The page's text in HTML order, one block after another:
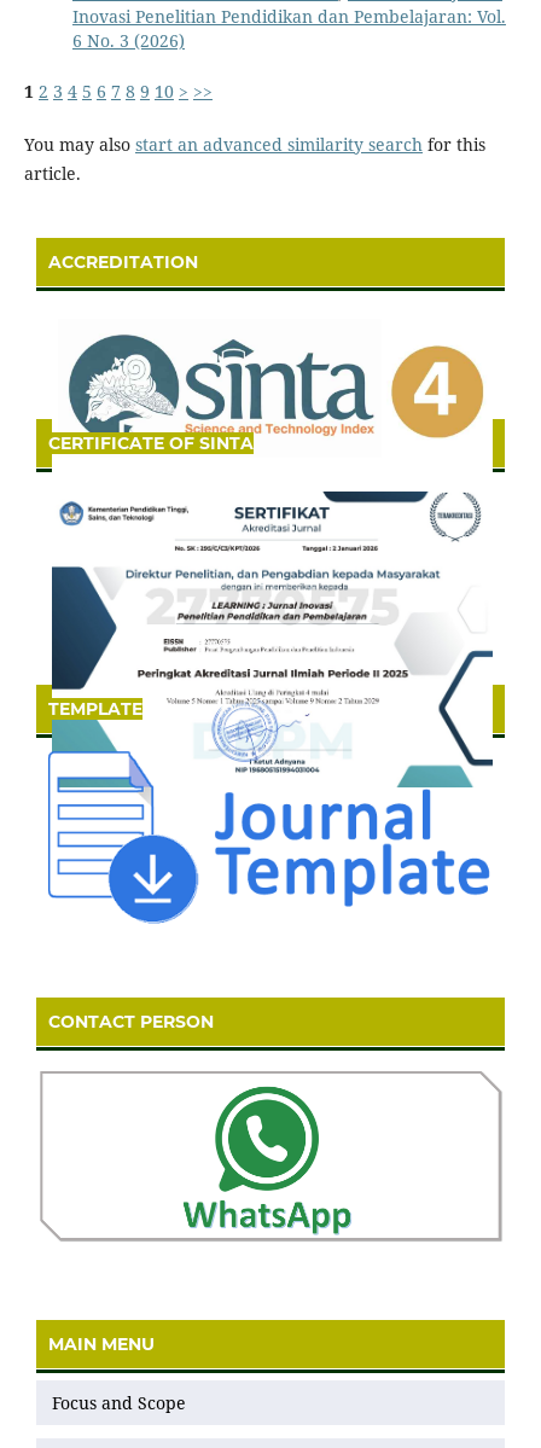
Inovasi Penelitian Pendidikan dan Pembelajaran: Vol.
6 No. 3 (2026)
1 2 3 4 5 6 7 8 9 10 > >>
You may also start an advanced similarity searchfor this
article.
ACCREDITATION
CERTIFICATE OF SINTA
TEMPLATE
CONTACT PERSON
MAIN MENU
Focus and Scope